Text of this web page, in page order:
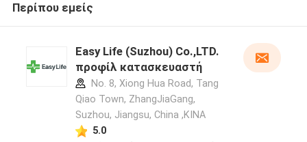
Περίπου εμείς
Easy Life (Suzhou) Co.,LTD.
προφίλ κατασκευαστή
No. 8, Xiong Hua Road, Tang
Qiao Town, ZhangJiaGang,
Suzhou, Jiangsu, China ,ΚΙΝΑ
5.0